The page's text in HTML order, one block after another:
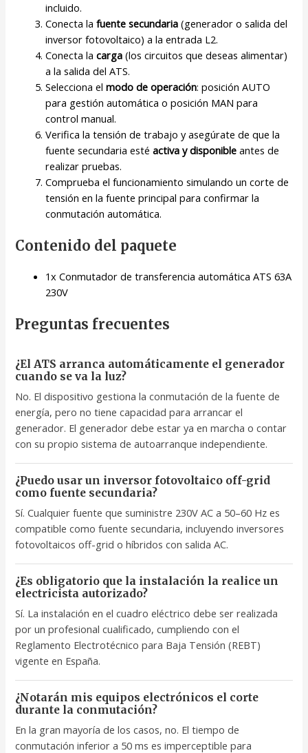
incluido.
Conecta lafuente secundaria (generador o salida del
inversor fotovoltaico) a la entrada L2.
Conecta lacarga (los circuitos que deseas alimentar)
a la salida del ATS.
Selecciona elmodo de operación: posición AUTO
para gestión automática o posición MAN para
control manual.
Verifica la tensión de trabajo y asegúrate de que la
fuente secundaria estéactiva y disponible antes de
realizar pruebas.
Comprueba el funcionamiento simulando un corte de
tensión en la fuente principal para confirmar la
conmutación automática.
Contenido del paquete
1x Conmutador de transferencia automática ATS 63A
230V
Preguntas frecuentes
¿El ATS arranca automáticamente el generador
cuando se va la luz?
No. El dispositivo gestiona la conmutación de la fuente de
energía, pero no tiene capacidad para arrancar el
generador. El generador debe estar ya en marcha o contar
con su propio sistema de autoarranque independiente.
¿Puedo usar un inversor fotovoltaico off-grid
como fuente secundaria?
Sí. Cualquier fuente que suministre 230V AC a 50–60 Hz es
compatible como fuente secundaria, incluyendo inversores
fotovoltaicos off-grid o híbridos con salida AC.
¿Es obligatorio que la instalación la realice un
electricista autorizado?
Sí. La instalación en el cuadro eléctrico debe ser realizada
por un profesional cualificado, cumpliendo con el
Reglamento Electrotécnico para Baja Tensión (REBT)
vigente en España.
¿Notarán mis equipos electrónicos el corte
durante la conmutación?
En la gran mayoría de los casos, no. El tiempo de
conmutación inferior a 50 ms es imperceptible para